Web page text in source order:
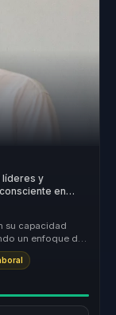
líderes y
en
su capacidad
un enfoque de